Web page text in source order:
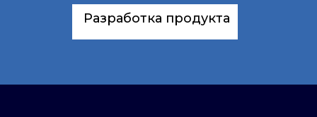
Разработка продукта